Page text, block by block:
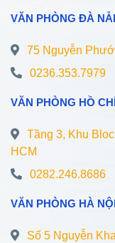
VĂN PHÒNG ĐÀ
75 Nguyễn
0236.353.7979
VĂN PHÒNG HỒ
Tầng 3, Khu
HCM
0282.246.8686
VĂN PHÒNG HÀ
Số 5 Nguyễn